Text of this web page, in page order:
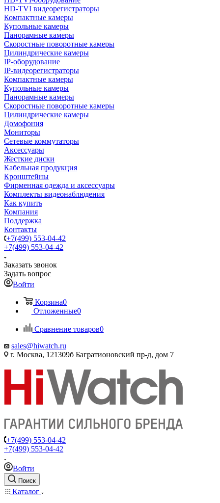
HD-TVI видеорегистраторы
Компактные камеры
Купольные камеры
Панорамные камеры
Скоростные поворотные камеры
Цилиндрические камеры
IP-оборудование
IP-видеорегистраторы
Компактные камеры
Купольные камеры
Панорамные камеры
Скоростные поворотные камеры
Цилиндрические камеры
Домофония
Мониторы
Сетевые коммутаторы
Аксессуары
Жесткие диски
Кабельная продукция
Кронштейны
Фирменная одежда и аксессуары
Комплекты видеонаблюдения
Как купить
Компания
Поддержка
Контакты
+7(499) 553-04-42
+7(499) 553-04-42
Заказать звонок
Задать вопрос
Войти
Корзина0
Отложенные0
Сравнение товаров0
sales@hiwatch.ru
г. Москва, 121309б Багратионовский пр-д, дом 7
+7(499) 553-04-42
+7(499) 553-04-42
Войти
Поиск
Каталог